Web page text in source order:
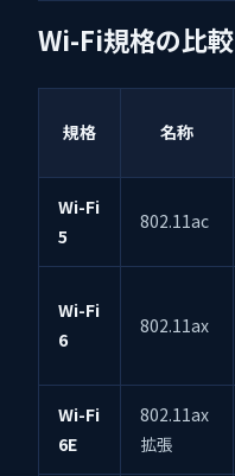
Wi-Fi規格の比較
規格 名称
Wi-Fi
5
802.11ac
Wi-Fi
6
802.11ax
Wi-Fi
6E
802.11ax
拡張